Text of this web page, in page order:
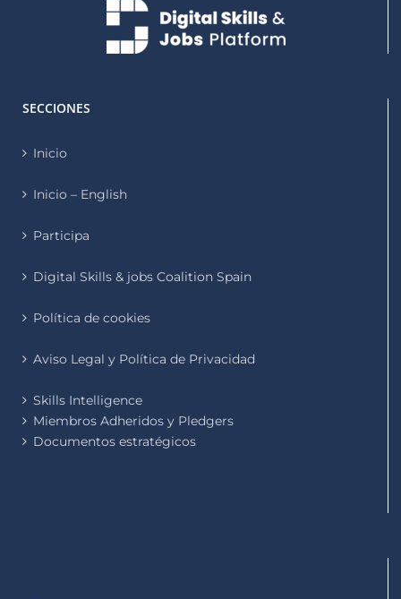
SECCIONES
Inicio
Inicio – English
Participa
Digital Skills & jobs Coalition Spain
Política de cookies
Aviso Legal y Política de Privacidad
Skills Intelligence
Miembros Adheridos y Pledgers
Documentos estratégicos